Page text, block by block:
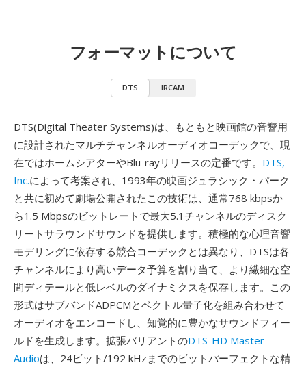
フォーマットについて
DTS IRCAM
DTS(Digital Theater Systems)は、もともと映画館の音響用
に設計されたマルチチャンネルオーディオコーデックで、現
在ではホームシアターやBlu-rayリリースの定番です。 DTS,
Inc.によって考案され、1993年の映画ジュラシック・パーク
と共に初めて劇場公開されたこの技術は、通常768 kbpsか
ら1.5 Mbpsのビットレートで最大5.1チャンネルのディスク
リートサラウンドサウンドを提供します。積極的な心理音響
モデリングに依存する競合コーデックとは異なり、DTSは各
チャンネルにより高いデータ予算を割り当て、より繊細な空
間ディテールと低レベルのダイナミクスを保存します。この
形式はサブバンドADPCMとベクトル量子化を組み合わせて
オーディオをエンコードし、知覚的に豊かなサウンドフィー
ルドを生成します。拡張バリアントのDTS-HD Master
Audioは、24ビット/192 kHzまでのビットパーフェクトな精